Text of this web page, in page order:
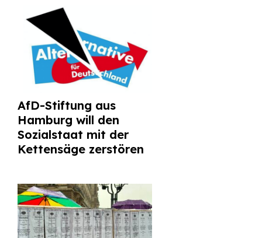
AfD-Stiftung aus
Hamburg will den
Sozialstaat mit der
Kettensäge zerstören